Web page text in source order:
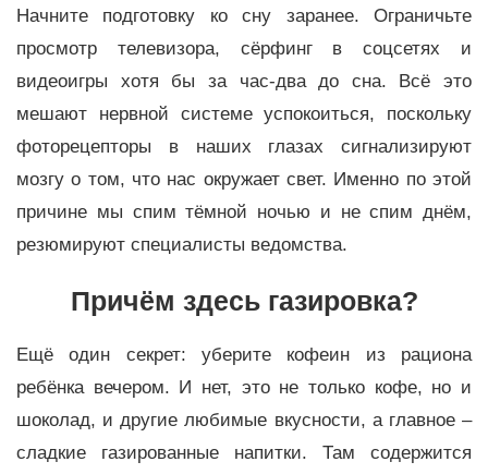
Начните подготовку ко сну заранее. Ограничьте
просмотр телевизора, сёрфинг в соцсетях и
видеоигры хотя бы за час-два до сна. Всё это
мешают нервной системе успокоиться, поскольку
фоторецепторы в наших глазах сигнализируют
мозгу о том, что нас окружает свет. Именно по этой
причине мы спим тёмной ночью и не спим днём,
резюмируют специалисты ведомства.
Причём здесь газировка?
Ещё один секрет: уберите кофеин из рациона
ребёнка вечером. И нет, это не только кофе, но и
шоколад, и другие любимые вкусности, а главное –
сладкие газированные напитки. Там содержится